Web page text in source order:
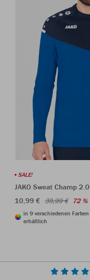
SALE!
JAKO Sweat Champ 2.0
10,99 € 39,99 € 72 %
in 9 verschiedenen Farben
erhältlich